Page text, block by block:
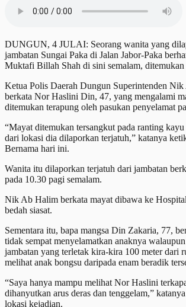
DUNGUN, 4 JULAI: Seorang wanita yang
jambatan Sungai Paka di Jalan Jabor-Paka
Muktafi Billah Shah di sini semalam, ditemukan
Ketua Polis Daerah Dungun Superintenden
berkata Nor Haslini Din, 47, yang mengalami
ditemukan terapung oleh pasukan penyelamat
“Mayat ditemukan tersangkut pada ranting
dari lokasi dia dilaporkan terjatuh,” katanya
Bernama hari ini.
Wanita itu dilaporkan terjatuh dari jambatan
pada 10.30 pagi semalam.
Nik Ab Halim berkata mayat dibawa ke
bedah siasat.
Sementara itu, bapa mangsa Din Zakaria, 77,
tidak sempat menyelamatkan anaknya
jambatan yang terletak kira-kira 100 meter dari
melihat anak bongsu daripada enam beradik
“Saya hanya mampu melihat Nor Haslini
dihanyutkan arus deras dan tenggelam,”
lokasi kejadian.